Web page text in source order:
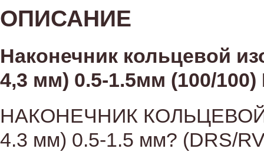
ОПИСАНИЕ
Наконечник кольцевой
4,3 мм) 0.5-1.5мм (100/100)
НАКОНЕЧНИК КОЛЬЦЕВОЙ
4.3 мм) 0.5-1.5 мм? (DRS/